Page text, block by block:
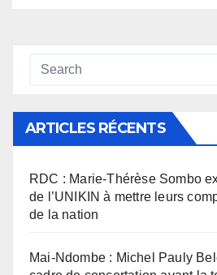
ARTICLES RÉCENTS
RDC : Marie-Thérèse Sombo
de l’UNIKIN à mettre leurs
de la nation
Mai-Ndombe : Michel Pauly